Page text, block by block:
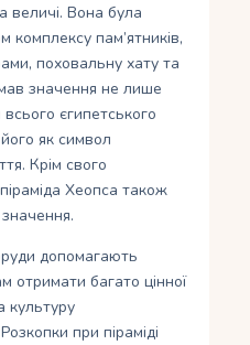
величі. Вона була
пам’ятників,
поховальну хату та
мав значення не лише
єгипетського
як символ
Крім свого
Хеопса також
допомагають
отримати багато цінної
культуру
при піраміді